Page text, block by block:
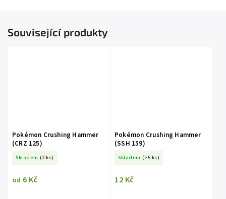
Související produkty
Pokémon Crushing Hammer
(CRZ 125)
Skladem (2 ks)
od 6 Kč
Pokémon Crushing Hammer
(SSH 159)
Skladem (>5 ks)
12 Kč